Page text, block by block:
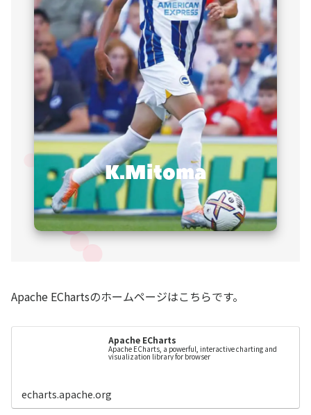
Apache EChartsのホームページはこちらです。
Apache ECharts
Apache ECharts, a powerful, interactive charting and
visualization library for browser
echarts.apache.org